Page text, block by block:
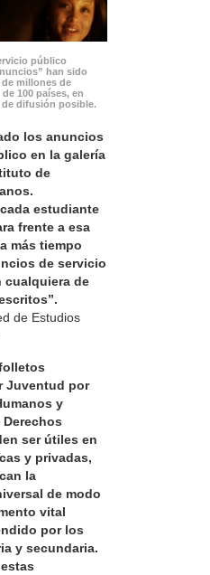
público
han sido
millones de
100 países, en
de difusión posible.
los anuncios
en la galería
de
estudiante
frente a esa
más tiempo
de servicio
cualquiera de
de Estudios
Juventud por
y
ser útiles en
y privadas,
la
de modo
vital
por los
y secundaria.